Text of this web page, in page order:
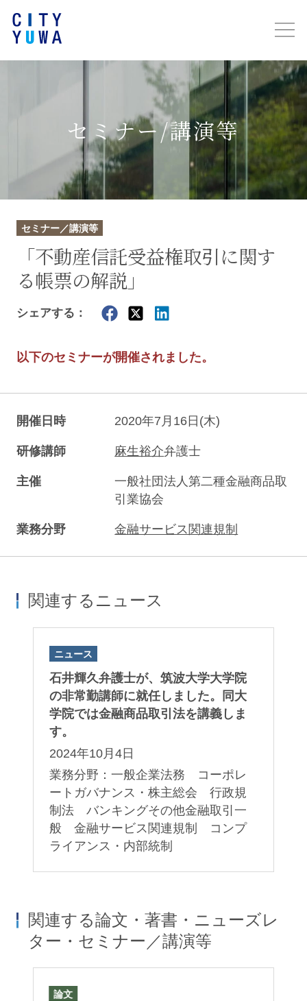
セミナー/講演等
セミナー／講演等
「不動産信託受益権取引に関す
る帳票の解説」
シェアする：
以下のセミナーが開催されました。
開催日時 2020年7月16日(木)
研修講師 麻生裕介弁護士
主催
一般社団法人第二種金融商品取
引業協会
業務分野 金融サービス関連規制
関連するニュース
ニュース
石井輝久弁護士が、筑波大学大学院
の非常勤講師に就任しました。同大
学院では金融商品取引法を講義しま
す。
2024年10月4日
業務分野：一般企業法務 コーポレ
ートガバナンス・株主総会 行政規
制法 バンキングその他金融取引一
般 金融サービス関連規制 コンプ
ライアンス・内部統制
関連する論文・著書・ニューズレ
ター・セミナー／講演等
論文